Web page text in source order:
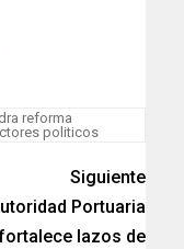
reforma
politicos
Siguiente
Portuaria
lazos de